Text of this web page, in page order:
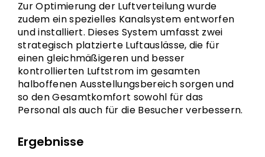
Zur Optimierung der Luftverteilung wurde
zudem ein spezielles Kanalsystem entworfen
und installiert. Dieses System umfasst zwei
strategisch platzierte Luftauslässe, die für
einen gleichmäßigeren und besser
kontrollierten Luftstrom im gesamten
halboffenen Ausstellungsbereich sorgen und
so den Gesamtkomfort sowohl für das
Personal als auch für die Besucher verbessern.
Ergebnisse